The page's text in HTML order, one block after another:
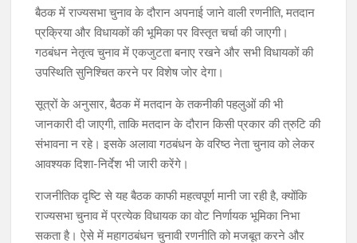
बैठक में राज्यसभा चुनाव के दौरान अपनाई जाने वाली रणनीति, मतदान
प्रक्रिया और विधायकों की भूमिका पर विस्तृत चर्चा की जाएगी।
गठबंधन नेतृत्व चुनाव में एकजुटता बनाए रखने और सभी विधायकों की
उपस्थिति सुनिश्चित करने पर विशेष जोर देगा।
सूत्रों के अनुसार, बैठक में मतदान के तकनीकी पहलुओं की भी
जानकारी दी जाएगी, ताकि मतदान के दौरान किसी प्रकार की त्रुटि की
संभावना न रहे। इसके अलावा गठबंधन के वरिष्ठ नेता चुनाव को लेकर
आवश्यक दिशा-निर्देश भी जारी करेंगे।
राजनीतिक दृष्टि से यह बैठक काफी महत्वपूर्ण मानी जा रही है, क्योंकि
राज्यसभा चुनाव में प्रत्येक विधायक का वोट निर्णायक भूमिका निभा
सकता है। ऐसे में महागठबंधन चुनावी रणनीति को मजबूत करने और